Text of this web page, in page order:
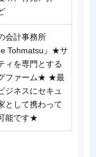
会計事務所
Tohmatsu』★サ
ィを専門とする
ファーム★ ★最
ジネスにセキュ
として携わって
能です★